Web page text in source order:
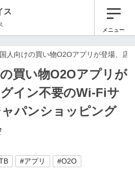
ス
メニュー
人向けの買い物O2Oアプリが登場、
買い物O2Oアプリが
イン不要のWi-Fiサ
パンショッピング
#アプリ #O2O